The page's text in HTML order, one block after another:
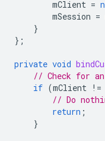
mClient =
mSession =
}
};
private void
// Check for
if (mClient !=
// Do
return ;
}